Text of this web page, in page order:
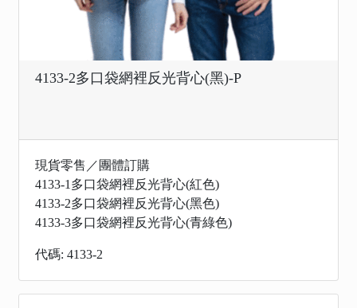
4133-2多口袋網裡反光背心(黑)-P
現貨零售／團體訂購
4133-1多口袋網裡反光背心(紅色)
4133-2多口袋網裡反光背心(黑色)
4133-3多口袋網裡反光背心(青綠色)
代碼: 4133-2